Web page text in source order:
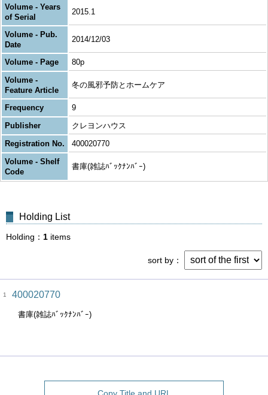
Volume - Years
of Serial
2015.1
Volume - Pub.
Date
2014/12/03
Volume - Page
80p
Volume -
Feature Article
冬の風邪予防とホームケア
Frequency
9
Publisher
クレヨンハウス
Registration No.
400020770
Volume - Shelf
Code
書庫(雑誌ﾊﾞｯｸﾅﾝﾊﾞｰ)
Holding List
Holding 1 items
sort by
1 400020770
書庫(雑誌ﾊﾞｯｸﾅﾝﾊﾞｰ)